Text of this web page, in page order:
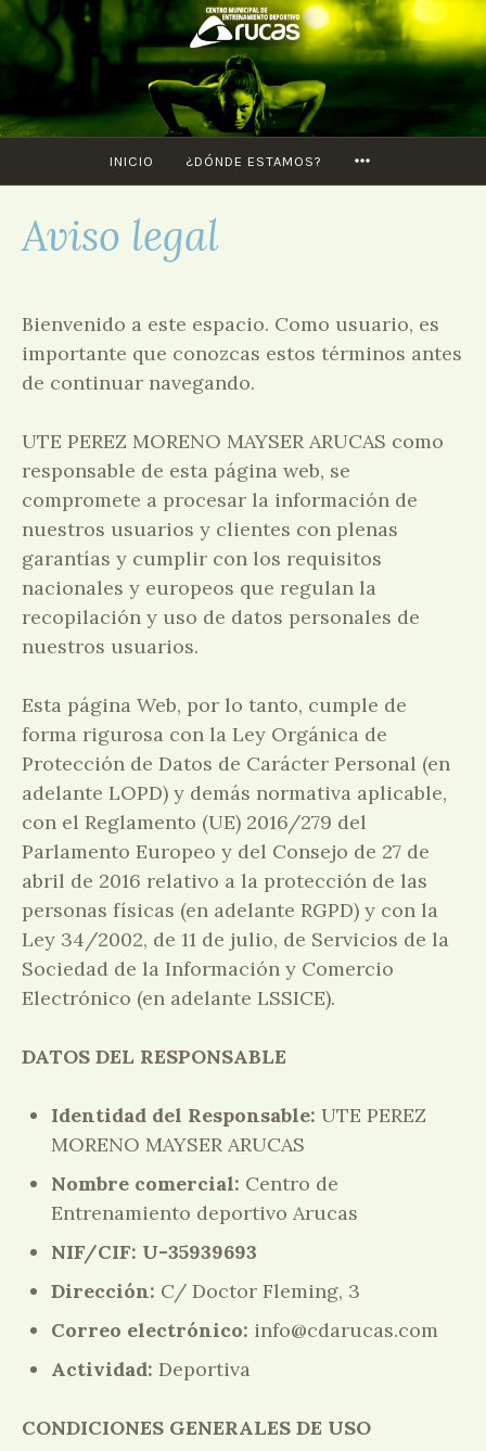
Saltar
contenido
INICIO ¿DÓNDE ESTAMOS?
Aviso legal
Bienvenido a este espacio. Como usuario, es
importante que conozcas estos términos antes
de continuar navegando.
UTE PEREZ MORENO MAYSER ARUCAS como
responsable de esta página web, se
compromete a procesar la información de
nuestros usuarios y clientes con plenas
garantías y cumplir con los requisitos
nacionales y europeos que regulan la
recopilación y uso de datos personales de
nuestros usuarios.
Esta página Web, por lo tanto, cumple de
forma rigurosa con la Ley Orgánica de
Protección de Datos de Carácter Personal (en
adelante LOPD) y demás normativa aplicable,
con el Reglamento (UE) 2016/279 del
Parlamento Europeo y del Consejo de 27 de
abril de 2016 relativo a la protección de las
personas físicas (en adelante RGPD) y con la
Ley 34/2002, de 11 de julio, de Servicios de la
Sociedad de la Información y Comercio
Electrónico (en adelante LSSICE).
DATOS DEL RESPONSABLE
Identidad del Responsable: UTE PEREZ
MORENO MAYSER ARUCAS
Nombre comercial: Centro de
Entrenamiento deportivo Arucas
NIF/CIF: U-35939693
Dirección: C/ Doctor Fleming, 3
Correo electrónico: info@cdarucas.com
Actividad: Deportiva
CONDICIONES GENERALES DE USO